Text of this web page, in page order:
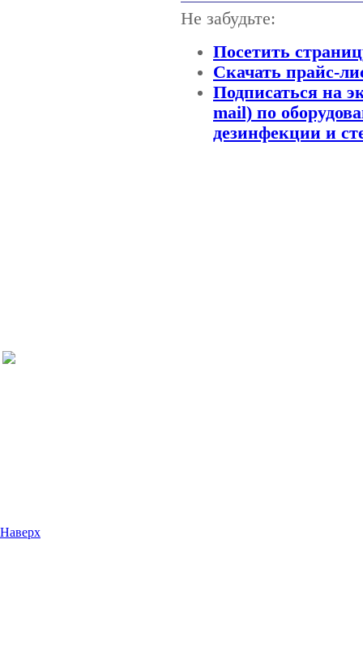
Не забудьте:
Посетить
Скачать прайс-
Подписаться на
mail) по
дезинфекции и
Наверх